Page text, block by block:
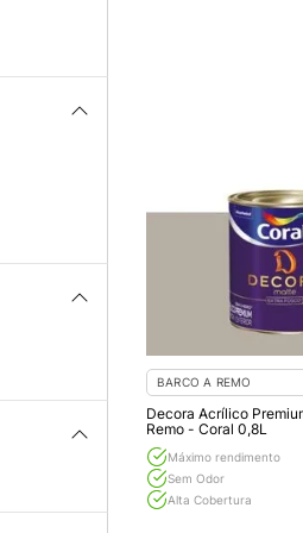
BARCO A REMO
Decora Acrílico
Remo - Coral 0,8L
Máximo rendimento
Sem Odor
Alta Cobertura